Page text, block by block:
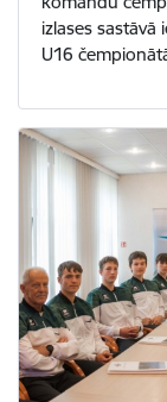
izlases sastāvā
U16